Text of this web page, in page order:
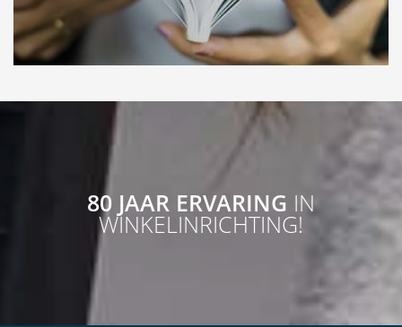
80 JAAR ERVARING IN
WINKELINRICHTING!